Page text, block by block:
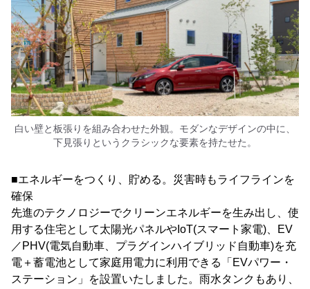
白い壁と板張りを組み合わせた外観。モダンなデザインの中に、
下見張りというクラシックな要素を持たせた。
■エネルギーをつくり、貯める。災害時もライフラインを
確保
先進のテクノロジーでクリーンエネルギーを生み出し、使
用する住宅として太陽光パネルやIoT(スマート家電)、EV
／PHV(電気自動車、プラグインハイブリッド自動車)を充
電＋蓄電池として家庭用電力に利用できる「EVパワー・
ステーション」を設置いたしました。雨水タンクもあり、